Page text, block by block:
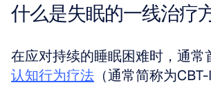
什么是失眠的一线治疗
在应对持续的睡眠困难时，通常
认知行为疗法 （通常简称为